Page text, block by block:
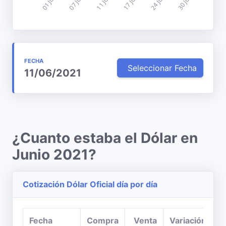
FECHA
11/06/2021 Seleccionar Fecha
¿Cuanto estaba el Dólar en
Junio 2021?
Cotización Dólar Oficial día por día
Fecha Compra Venta Variación